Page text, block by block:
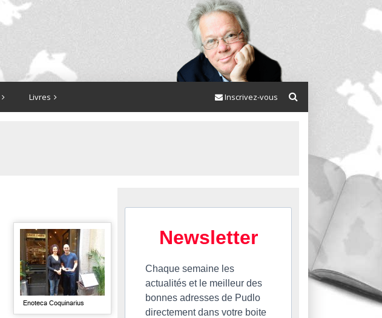
Livres Inscrivez-vous
Enoteca Coquinarius
Newsletter
Chaque semaine les
actualités et le meilleur des
bonnes adresses de Pudlo
directement dans votre boite